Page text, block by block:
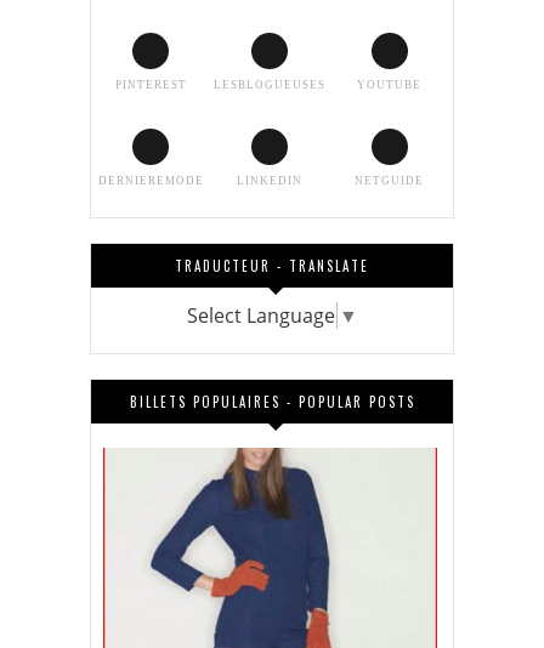
PINTEREST LESBLOGUEUSES YOUTUBE
DERNIEREMODE LINKEDIN NETGUIDE
TRADUCTEUR - TRANSLATE
Select Language ▼
BILLETS POPULAIRES - POPULAR POSTS